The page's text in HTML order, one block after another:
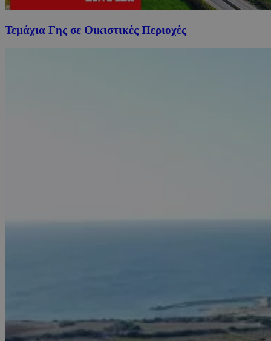
Τεμάχια Γης σε Οικιστικές Περιοχές